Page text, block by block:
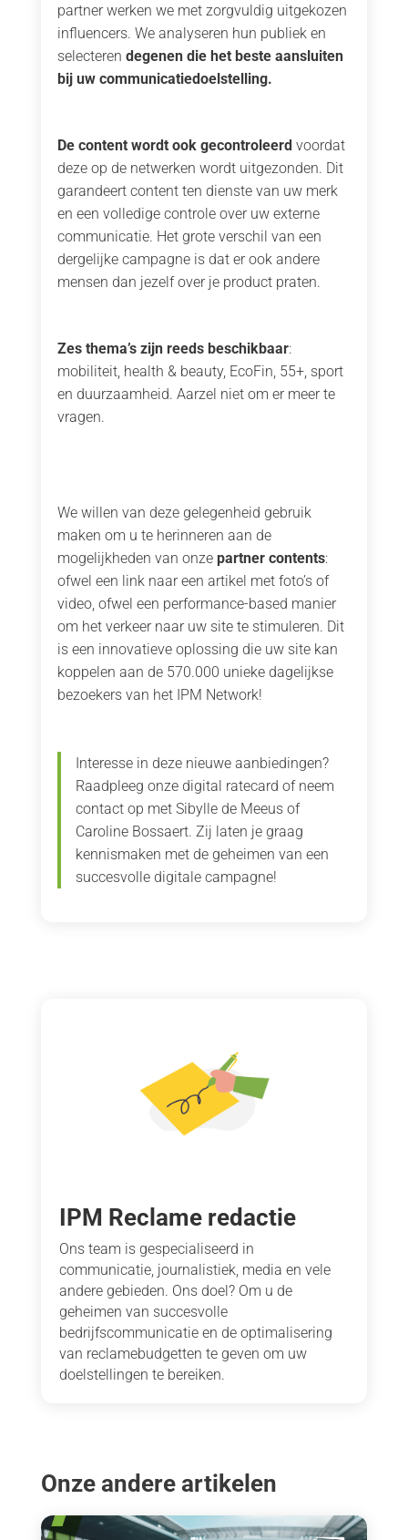
partner werken we met zorgvuldig uitgekozen
influencers. We analyseren hun publiek en
selecteren degenen die het beste aansluiten
bij uw communicatiedoelstelling.
De content wordt ook gecontroleerdvoordat
deze op de netwerken wordt uitgezonden. Dit
garandeert content ten dienste van uw merk
en een volledige controle over uw externe
communicatie. Het grote verschil van een
dergelijke campagne is dat er ook andere
mensen dan jezelf over je product praten.
Zes thema’s zijn reeds beschikbaar:
mobiliteit, health & beauty, EcoFin, 55+, sport
en duurzaamheid. Aarzel niet om er meer te
vragen.
We willen van deze gelegenheid gebruik
maken om u te herinneren aan de
mogelijkheden van onze partner contents:
ofwel een link naar een artikel met foto’s of
video, ofwel een performance-based manier
om het verkeer naar uw site te stimuleren. Dit
is een innovatieve oplossing die uw site kan
koppelen aan de 570.000 unieke dagelijkse
bezoekers van het IPM Network!
Interesse in deze nieuwe aanbiedingen?
Raadpleeg onze digital ratecard of neem
contact op met Sibylle de Meeus of
Caroline Bossaert. Zij laten je graag
kennismaken met de geheimen van een
succesvolle digitale campagne!
IPM Reclame redactie
Ons team is gespecialiseerd in
communicatie, journalistiek, media en vele
andere gebieden. Ons doel? Om u de
geheimen van succesvolle
bedrijfscommunicatie en de optimalisering
van reclamebudgetten te geven om uw
doelstellingen te bereiken.
Onze andere artikelen